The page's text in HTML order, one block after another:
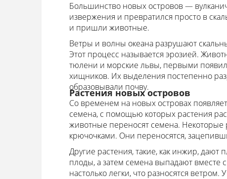
Большинство новых островов —
извержения и превратился просто в
и пришли животные.
Ветры и волны океана разрушают
Этот процесс называется эрозией.
тюлени и морские львы, первыми
хищников. Их выделения постепенно
образовывали почву.
Растения новых островов
Со временем на новых островах
семена, с помощью которых растения
животные переносят семена.
крючочками. Они переносятся,
Другие растения, такие, как инжир,
плоды, а затем семена выпадают вместе
настолько легки, что разносятся